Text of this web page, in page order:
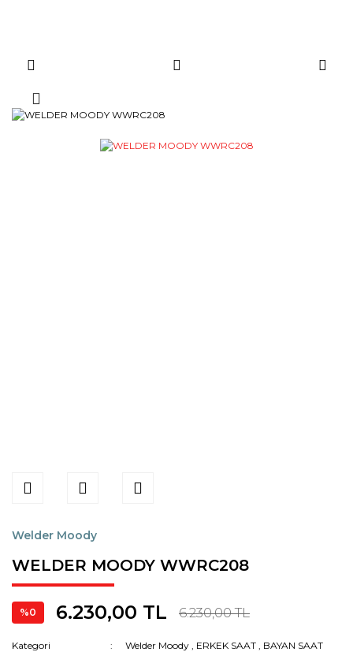
Welder Moody
WELDER MOODY WWRC208
%0 6.230,00 TL 6.230,00 TL
Kategori Welder Moody , ERKEK SAAT , BAYAN SAAT